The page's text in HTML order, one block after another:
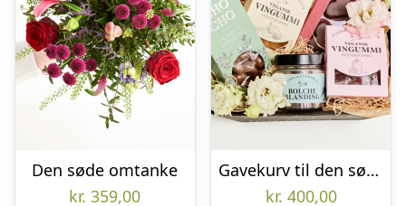
Den søde omtanke
kr. 359,00
Gavekurv til den søde tand (Floristens kreative valg uden alkohol)
kr. 400,00